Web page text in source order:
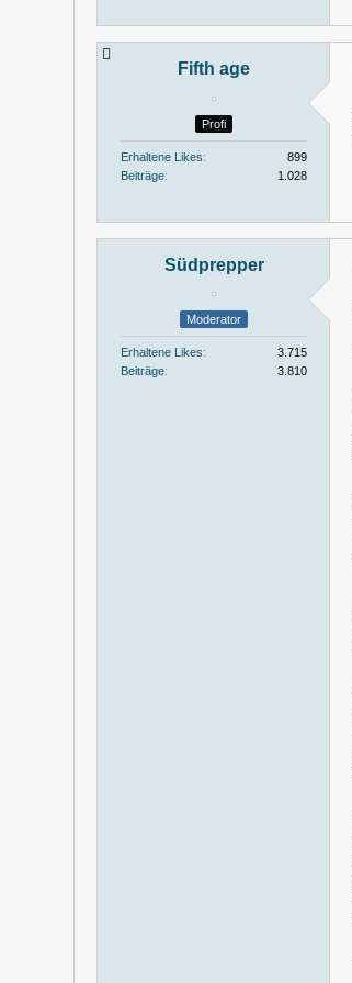
Fifth age
Profi
Erhaltene Likes
899
Beiträge
1.028
Südprepper
Moderator
Erhaltene Likes
3.715
Beiträge
3.810